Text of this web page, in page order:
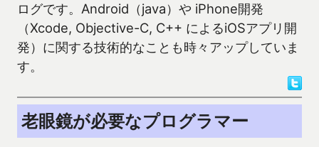
ログです。Android（java）や iPhone開発
（Xcode, Objective-C, C++ によるiOSアプリ開
発）に関する技術的なことも時々アップしていま
す。
老眼鏡が必要なプログラマー